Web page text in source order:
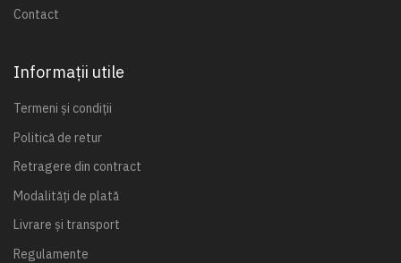
Contact
Informații utile
Termeni și condiții
Politică de retur
Retragere din contract
Modalități de plată
Livrare și transport
Regulamente